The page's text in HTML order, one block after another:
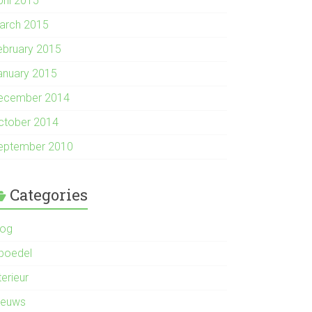
2015
2015
2015
2014
2014
2010
Categories